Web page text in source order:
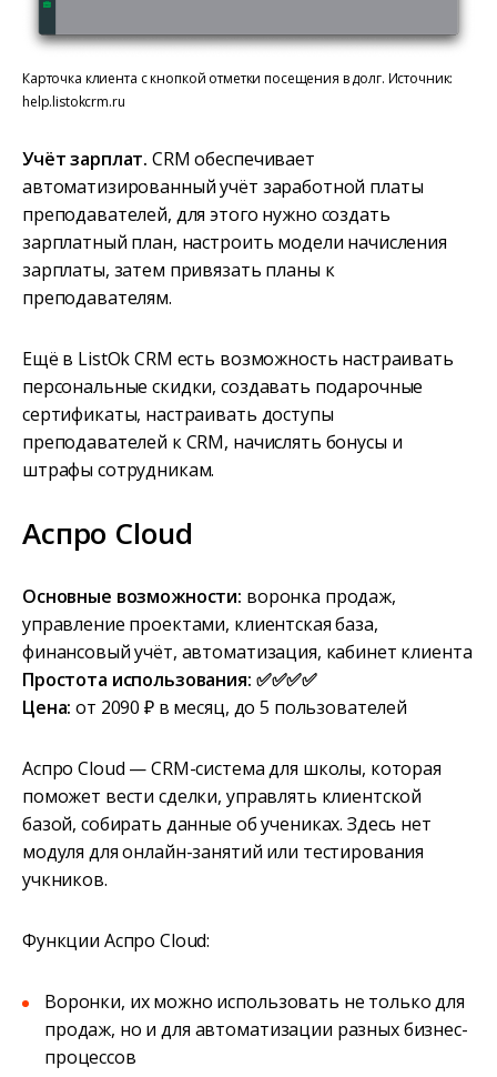
Карточка клиента с кнопкой отметки посещения в долг. Источник:
help.listokcrm.ru
Учёт зарплат. CRM обеспечивает
автоматизированный учёт заработной платы
преподавателей, для этого нужно создать
зарплатный план, настроить модели начисления
зарплаты, затем привязать планы к
преподавателям.
Ещё в ListOk CRM есть возможность настраивать
персональные скидки, создавать подарочные
сертификаты, настраивать доступы
преподавателей к CRM, начислять бонусы и
штрафы сотрудникам.
Аспро Cloud
Основные возможности: воронка продаж,
управление проектами, клиентская база,
финансовый учёт, автоматизация, кабинет клиента
Простота использования: ✅✅✅✅
Цена:от 2090 ₽ в месяц, до 5 пользователей
Аспро Cloud — CRM-система для школы, которая
поможет вести сделки, управлять клиентской
базой, собирать данные об учениках. Здесь нет
модуля для онлайн-занятий или тестирования
учкников.
Функции Аспро Cloud:
Воронки, их можно использовать не только для
продаж, но и для автоматизации разных бизнес-
процессов